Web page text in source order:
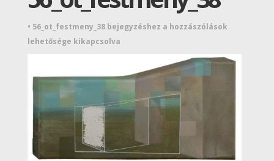
• 56_ot_festmeny_38 bejegyzéshez a hozzászólások
lehetősége kikapcsolva